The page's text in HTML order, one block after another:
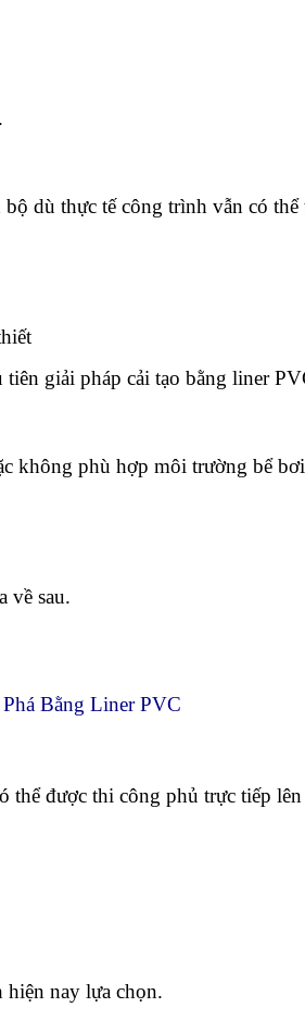
dù thực tế công trình vẫn có thể
giải pháp cải tạo bằng liner
không phù hợp môi trường bể
về sau.
Bằng Liner PVC
được thi công phủ trực tiếp
nay lựa chọn.